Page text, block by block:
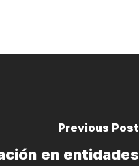
Previous Post
en entidades